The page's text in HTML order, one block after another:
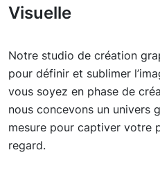
Visuelle
Notre studio de création
pour définir et sublimer
vous soyez en phase de
nous concevons un univers
mesure pour captiver votre
regard.